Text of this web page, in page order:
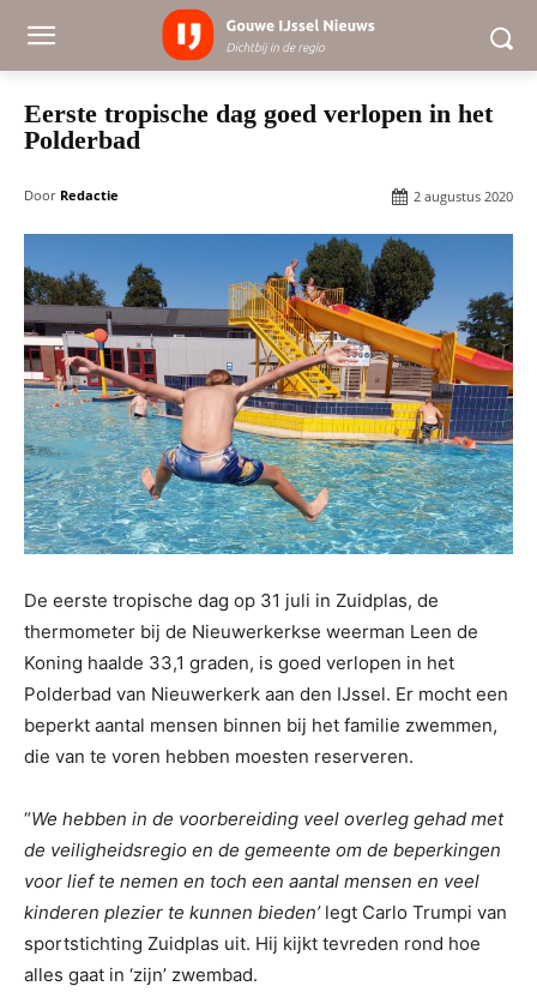
Eerste tropische dag goed verlopen in het
Polderbad
Door Redactie 2 augustus 2020
De eerste tropische dag op 31 juli in Zuidplas, de
thermometer bij de Nieuwerkerkse weerman Leen de
Koning haalde 33,1 graden, is goed verlopen in het
Polderbad van Nieuwerkerk aan den IJssel. Er mocht een
beperkt aantal mensen binnen bij het familie zwemmen,
die van te voren hebben moesten reserveren.
“We hebben in de voorbereiding veel overleg gehad met
de veiligheidsregio en de gemeente om de beperkingen
voor lief te nemen en toch een aantal mensen en veel
kinderen plezier te kunnen bieden’legt Carlo Trumpi van
sportstichting Zuidplas uit. Hij kijkt tevreden rond hoe
alles gaat in ‘zijn’ zwembad.